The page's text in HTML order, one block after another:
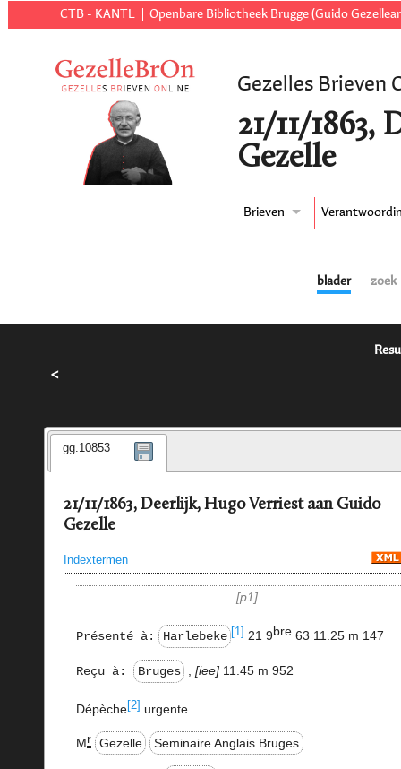
CTB - KANTL Openbare Bibliotheek Brugge (Guido
Gezelles Brieven
21/11/
Gezelle
Brieven
blader zoek
<
gg.10853
21/11/1863, Deerlijk, Hugo Verriest aan Guido
Gezelle
Indextermen
p1
Présenté à: Harlebeke [1] 21 9bre 63 11.25 m 147
Reçu à: Bruges , iee 11.45 m 952
Dépèche [2] urgente
Mr Gezelle Seminaire Anglais Bruges